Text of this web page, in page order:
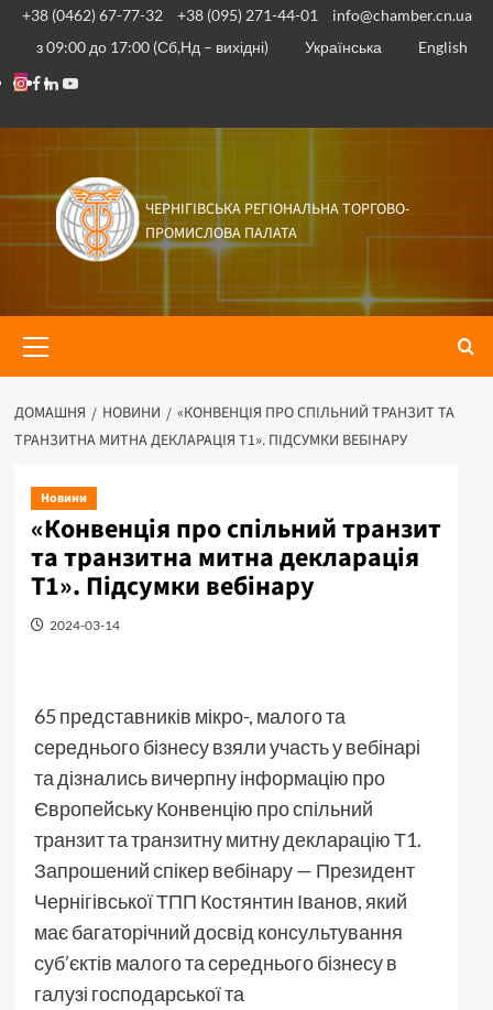
Перейти
вмісту
+38 (0462) 67-77-32 +38 (095) 271-44-01
info@chamber.cn.ua
з 09:00 до 17:00 (Сб,Нд – вихідні)
Українська
English
Instagram
Facebook
Linkedin
Youtube
ЧЕРНІГІВСЬКА РЕГІОНАЛЬНА ТОРГОВО-
ПРОМИСЛОВА ПАЛАТА
меню
ДОМАШНЯ НОВИНИ
«КОНВЕНЦІЯ ПРО СПІЛЬНИЙ ТРАНЗИТ ТА
ТРАНЗИТНА МИТНА ДЕКЛАРАЦІЯ Т1». ПІДСУМКИ ВЕБІНАРУ
Новини
«Конвенція про спільний транзит
та транзитна митна декларація
Т1». Підсумки вебінару
2024-03-14
65 представників мікро-, малого та
середнього бізнесу взяли участь у вебінарі
та дізнались вичерпну інформацію про
Європейську Конвенцію про спільний
транзит та транзитну митну декларацію Т1.
Запрошений спікер вебінару — Президент
Чернігівської ТПП Костянтин Іванов, який
має багаторічний досвід консультування
суб’єктів малого та середнього бізнесу в
галузі господарської та